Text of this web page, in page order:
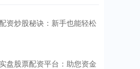
资炒股秘诀：新手也能轻松
盘股票配资平台：助您资金